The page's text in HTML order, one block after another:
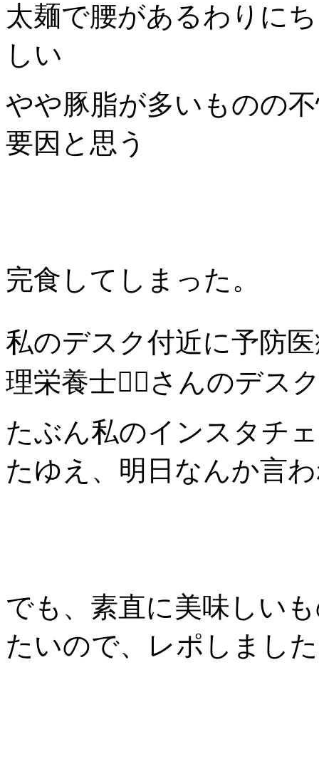
太麺で腰があるわりに
しい
やや豚脂が多いものの
要因と思う
完食してしまった。
私のデスク付近に予防
理栄養士🧑‍⚕️さんのデス
たぶん私のインスタチ
たゆえ、明日なんか言
でも、素直に美味しい
たいので、レポしまし